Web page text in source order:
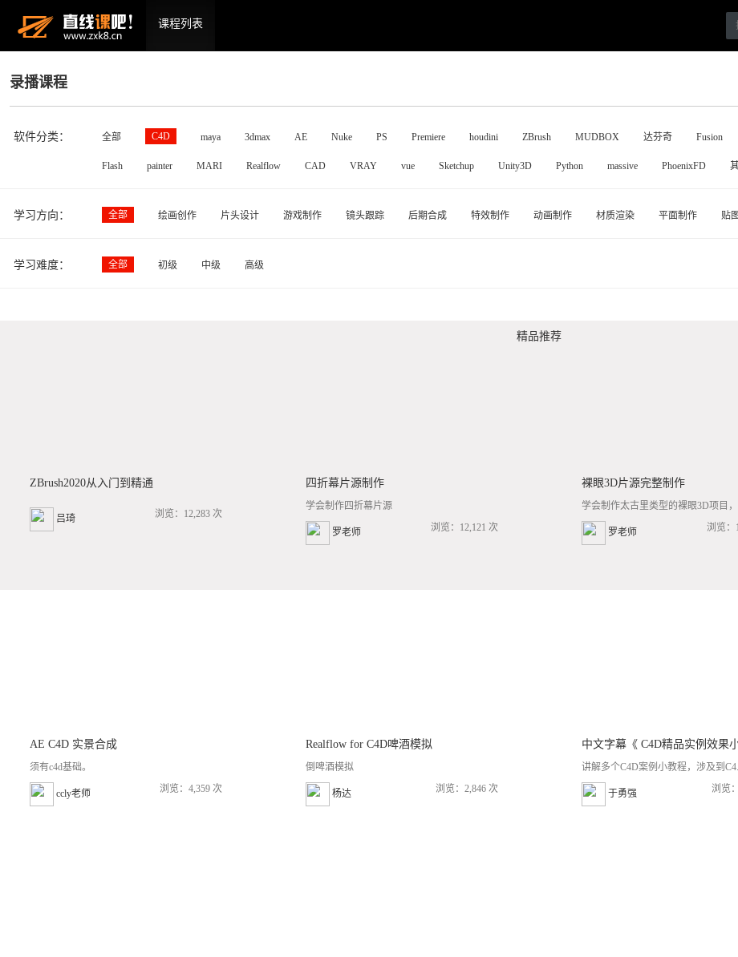
课程列表
录播课程
软件分类： 全部 C4D maya 3dmax AE Nuke PS Premiere houdini ZBrush MUDBOX 达芬奇 Fusion
Flash painter MARI Realflow CAD VRAY vue Sketchup Unity3D Python massive PhoenixFD
学习方向： 全部 绘画创作 片头设计 游戏制作 镜头跟踪 后期合成 特效制作 动画制作 材质渲染 平面制作 贴
学习难度： 全部 初级 中级 高级
精品推荐
ZBrush2020从入门到精通
吕琦 浏览：12,283 次
四折幕片源制作
学会制作四折幕片源
罗老师 浏览：12,121 次
裸眼3D片源完整制作
学会制作太古里类型的裸眼3D项目
罗老师 浏览：
AE C4D 实景合成
须有c4d基础。
ccly老师 浏览：4,359 次
Realflow for C4D啤酒模拟
倒啤酒模拟
杨达 浏览：2,846 次
讲解多个C4D案例小教程，涉及到
于勇强 浏览